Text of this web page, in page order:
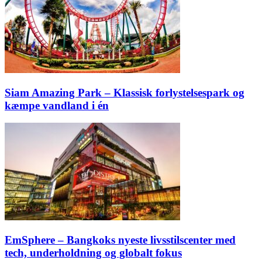
Siam Amazing Park – Klassisk forlystelsespark og
kæmpe vandland i én
EmSphere – Bangkoks nyeste livsstilscenter med
tech, underholdning og globalt fokus